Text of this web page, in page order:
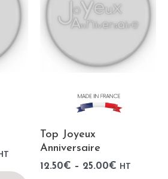
Top Joyeux
Anniversaire
12.50€ – 25.00€ HT